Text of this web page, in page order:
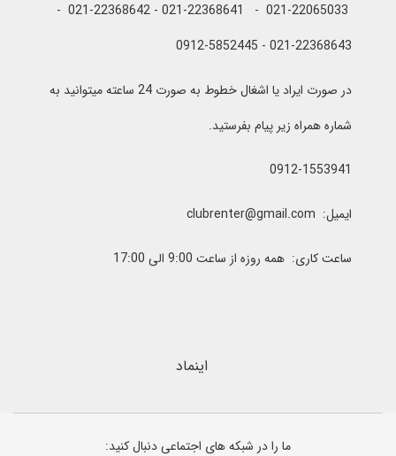
021-22065033 - 021-22368641 - 021-22368642 -
021-22368643 - 0912-5852445
در صورت ایراد یا اشغال خطوط به صورت 24 ساعته میتوانید به
شماره همراه زیر پیام بفرستید.
0912-1553941
ایمیل: clubrenter@gmail.com
ساعت کاری: همه روزه از ساعت 9:00 الی 17:00
اینماد
ما را در شبکه های اجتماعی دنبال کنید: